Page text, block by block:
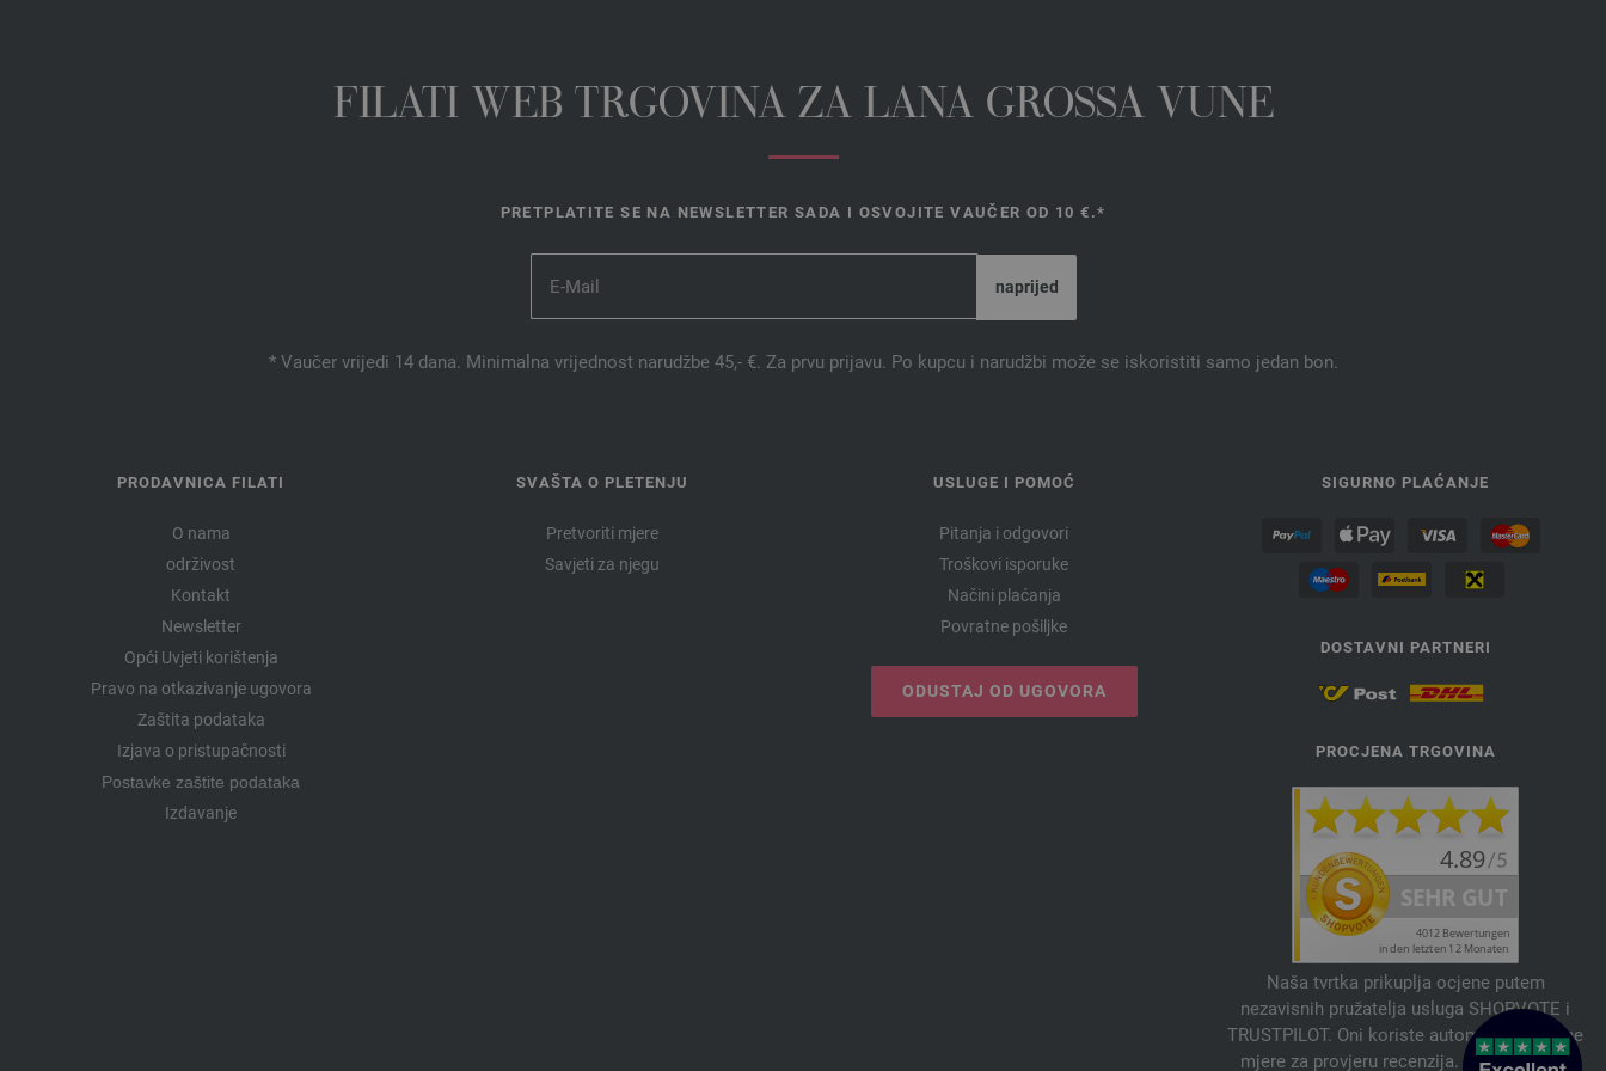
FILATI WEB TRGOVINA ZA LANA GROSSA VUNE
PRETPLATITE SE NA NEWSLETTER SADA I OSVOJITE VAUČER OD 10 €.*
* Vaučer vrijedi 14 dana. Minimalna vrijednost narudžbe 45,- €. Za prvu prijavu. Po kupcu i narudžbi može se iskoristiti samo jedan bon.
PRODAVNICA FILATI
O nama
održivost
Kontakt
Newsletter
Opći Uvjeti korištenja
Pravo na otkazivanje ugovora
Zaštita podataka
Izjava o pristupačnosti
Postavke zaštite podataka
Izdavanje
SVAŠTA O PLETENJU
Pretvoriti mjere
Savjeti za njegu
USLUGE I POMOĆ
Pitanja i odgovori
Troškovi isporuke
Načini plaćanja
Povratne pošiljke
ODUSTAJ OD UGOVORA
SIGURNO PLAĆANJE
DOSTAVNI PARTNERI
PROCJENA TRGOVINA
Naša tvrtka prikuplja ocjene putem
nezavisnih pružatelja usluga SHOPVOTE i
TRUSTPILOT. Oni koriste automatske i ručne
mjere za provjeru recenzija. Informacije o